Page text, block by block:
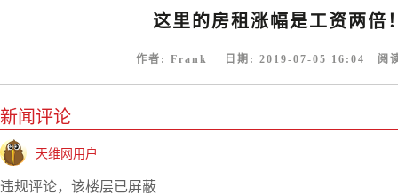
这里的房租涨幅是工资两
作者: Frank 日期: 2019-07-05 16:04 阅
新闻评论
天维网用户
违规评论，该楼层已屏蔽